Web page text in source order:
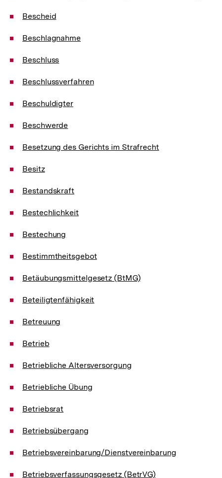
Bescheid
Beschlagnahme
Beschluss
Beschlussverfahren
Beschuldigter
Beschwerde
Besetzung des Gerichts im Strafrecht
Besitz
Bestandskraft
Bestechlichkeit
Bestechung
Bestimmtheitsgebot
Betäubungsmittelgesetz (BtMG)
Beteiligtenfähigkeit
Betreuung
Betrieb
Betriebliche Altersversorgung
Betriebliche Übung
Betriebsrat
Betriebsübergang
Betriebsvereinbarung/Dienstvereinbarung
Betriebsverfassungsgesetz (BetrVG)